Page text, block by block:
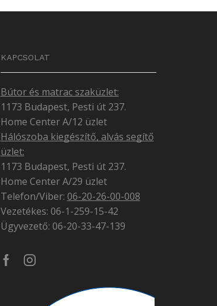
KAPCSOLAT
Bútor és matrac szaküzlet:
1173 Budapest, Pesti út 237.
Home Center A/12 üzlet
Hálószoba kiegészítő, alvás segítő
üzlet:
1173 Budapest, Pesti út 237.
Home Center A/29 üzlet
Telefon/Viber: 06-20-26-00-008
Vezetékes: 06-1-259-15-42
Ügyvezető: 06-20-33-47-139
FacebookInstagram